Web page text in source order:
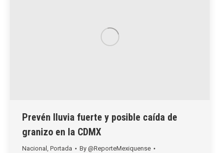
Prevén lluvia fuerte y posible caída de
granizo en la CDMX
Nacional , Portada By @ReporteMexiquense